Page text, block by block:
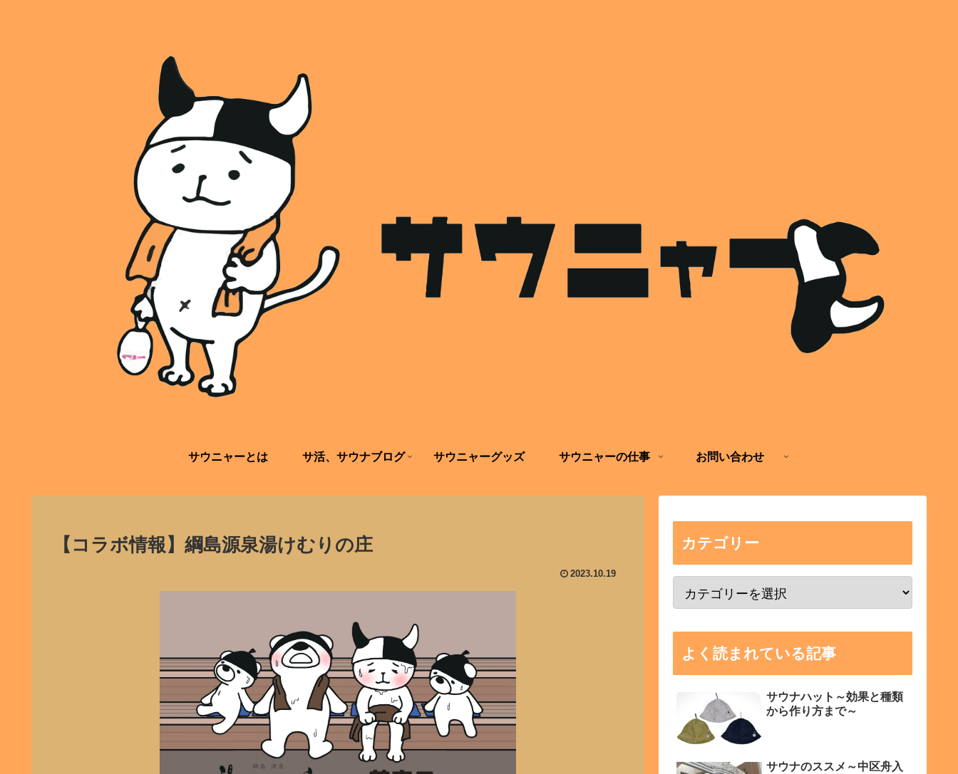
サウニャーとは サ活、サウナブログ サウニャーグッズ サウニャーの仕事 お問い合わせ
【コラボ情報】綱島源泉湯けむりの庄
2023.10.19
カテゴリー
よく読まれている記事
サウナハット～効果と種類
から作り方まで～
サウナのススメ～中区舟入